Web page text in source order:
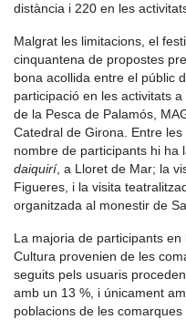
distància i 220 en les
Malgrat les limitacions, el
cinquantena de propostes
bona acollida entre el públic
participació en les activitats
de la Pesca de Palamós,
Catedral de Girona. Entre
nombre de participants hi ha
daiquirí, a Lloret de Mar; la
Figueres, i la visita
organitzada al monestir de
La majoria de participants
Cultura provenien de les
seguits pels usuaris
amb un 13 %, i únicament
poblacions de les comarques